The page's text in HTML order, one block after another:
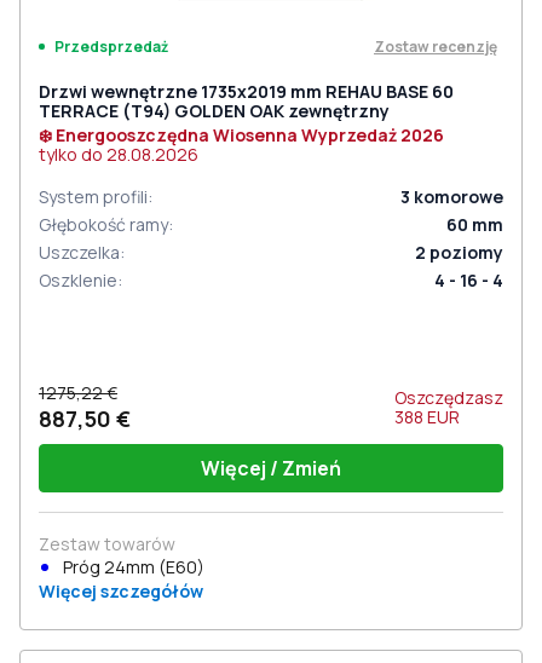
Przedsprzedaż Zostaw recenzję
Drzwi wewnętrzne 1735x2019 mm REHAU BASE 60
TERRACE (Т94) GOLDEN OAK zewnętrzny
❄️ Energooszczędna Wiosenna Wyprzedaż 2026
tylko do 28.08.2026
System profili: 3 komorowe
Głębokość ramy: 60 mm
Uszczelka: 2 poziomy
Oszklenie: 4 - 16 - 4
1275,22 €
887,50 €
Oszczędzasz
388 EUR
Więcej / Zmień
Zestaw towarów
Próg 24mm (E60)
Więcej szczegółów